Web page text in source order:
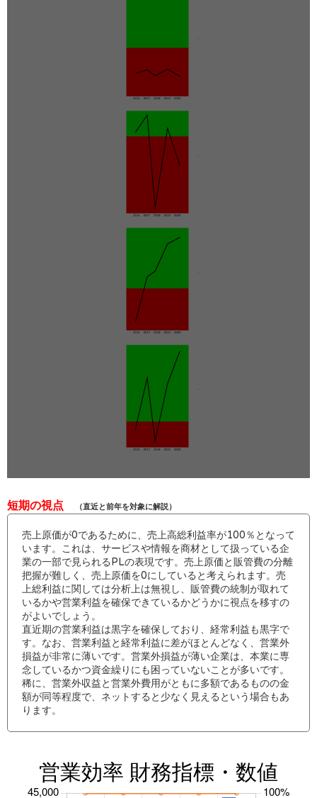
短期の視点 （直近と前年を対象に解説）
売上原価が0であるために、売上高総利益率が100％となって
います。これは、サービスや情報を商材として扱っている企
業の一部で見られるPLの表現です。売上原価と販管費の分離
把握が難しく、売上原価を0にしていると考えられます。売
上総利益に関しては分析上は無視し、販管費の統制が取れて
いるかや営業利益を確保できているかどうかに視点を移すの
がよいでしょう。
直近期の営業利益は黒字を確保しており、経常利益も黒字で
す。なお、営業利益と経常利益に差がほとんどなく、営業外
損益が非常に薄いです。営業外損益が薄い企業は、本業に専
念しているかつ資金繰りにも困っていないことが多いです。
稀に、営業外収益と営業外費用がともに多額であるものの金
額が同等程度で、ネットすると少なく見えるという場合もあ
ります。